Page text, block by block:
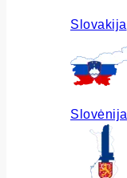
Slovakija
Slovėnija